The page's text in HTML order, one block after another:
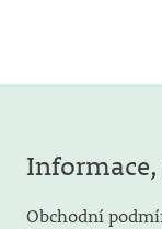
Obchodní